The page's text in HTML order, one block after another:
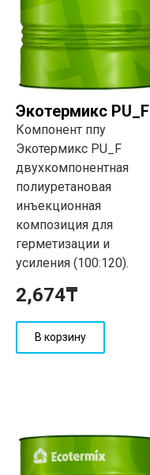
Экотермикс PU_F
Компонент ппу
Экотермикс PU_F
двухкомпонентная
полиуретановая
инъекционная
композиция для
герметизации и
усиления (100:120).
2,674₸
В корзину